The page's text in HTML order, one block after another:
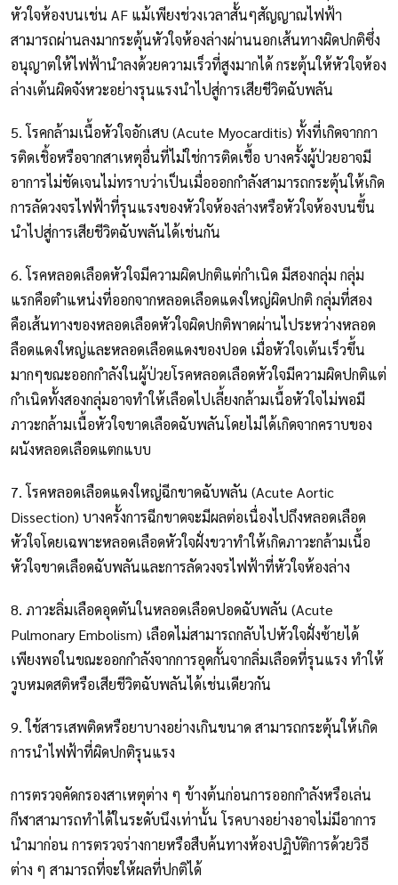
หัวใจห้องบนเช่น AF แม้เพียงช่วงเวลาสั้นๆสัญญาณไฟฟ้า
สามารถผ่านลงมากระตุ้นหัวใจห้องล่างผ่านนอกเส้นทางผิดปกติซึ่ง
อนุญาตให้ไฟฟ้านำลงด้วยความเร็วที่สูงมากได้ กระตุ้นให้หัวใจห้อง
ล่างเต้นผิดจังหวะอย่างรุนแรงนำไปสู่การเสียชีวิตฉับพลัน
5. โรคกล้ามเนื้อหัวใจอักเสบ (Acute Myocarditis) ทั้งที่เกิดจากกา
รติดเชิ้อหรือจากสาเหตุอื่นที่ไม่ใช่การติดเชื้อ บางครั้งผู้ป่วยอาจมี
อาการไม่ชัดเจนไม่ทราบว่าเป็นเมื่อออกกำลังสามารถกระตุ้นให้เกิด
การลัดวงจรไฟฟ้าที่รุนแรงของหัวใจห้องล่างหรือหัวใจห้องบนขึ้น
นำไปสู่การเสียชีวิตฉับพลันได้เช่นกัน
6. โรคหลอดเลือดหัวใจมีความผิดปกติแต่กำเนิด มีสองกลุ่ม กลุ่ม
แรกคือตำแหน่งที่ออกจากหลอดเลือดแดงใหญ่ผิดปกติ กลุ่มที่สอง
คือเส้นทางของหลอดเลือดหัวใจผิดปกติพาดผ่านไประหว่างหลอด
ลือดแดงใหญ่และหลอดเลือดแดงของปอด เมื่อหัวใจเต้นเร็วขึ้น
มากๆขณะออกกำลังในผู้ป่วยโรคหลอดเลือดหัวใจมีความผิดปกติแต่
กำเนิดทั้งสองกลุ่มอาจทำให้เลือดไปเลี้ยงกล้ามเนื้อหัวใจไม่พอมี
ภาวะกล้ามเนื้อหัวใจขาดเลือดฉับพลันโดยไม่ได้เกิดจากคราบของ
ผนังหลอดเลือดแตกแบบ
7. โรคหลอดเลือดแดงใหญ่ฉีกขาดฉับพลัน (Acute Aortic
Dissection) บางครั้งการฉีกขาดจะมีผลต่อเนื่องไปถึงหลอดเลือด
หัวใจโดยเฉพาะหลอดเลือดหัวใจฝั่งขวาทำให้เกิดภาวะกล้ามเนื้อ
หัวใจขาดเลือดฉับพลันและการลัดวงจรไฟฟ้าที่หัวใจห้องล่าง
8. ภาวะลิ่มเลือดอุดตันในหลอดเลือดปอดฉับพลัน (Acute
Pulmonary Embolism) เลือดไม่สามารถกลับไปหัวใจฝั่งซ้ายได้
เพียงพอในขณะออกกำลังจากการอุดกั้นจากลิ่มเลือดที่รุนแรง ทำให้
วูบหมดสติหรือเสียชีวิตฉับพลันได้เช่นเดียวกัน
9. ใช้สารเสพติดหรือยาบางอย่างเกินขนาด สามารถกระตุ้นให้เกิด
การนำไฟฟ้าที่ผิดปกติรุนแรง
การตรวจคัดกรองสาเหตุต่าง ๆ ข้างต้นก่อนการออกกำลังหรือเล่น
กีฬาสามารถทำได้ในระดับนึงเท่านั้น โรคบางอย่างอาจไม่มีอาการ
นำมาก่อน การตรวจร่างกายหรือสืบค้นทางห้องปฏิบัติการด้วยวิธี
ต่าง ๆ สามารถที่จะให้ผลที่ปกติได้